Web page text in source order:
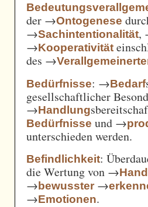
der →Ontogenese
→Sachintentionalität,
→Kooperativität
des →
Bedürfnisse: →Bedarf
gesellschaftlicher
→Handlung
Bedürfnisse und →
unterschieden werden.
Befindlichkeit:
die Wertung von →
→bewusster →
→Emotionen.